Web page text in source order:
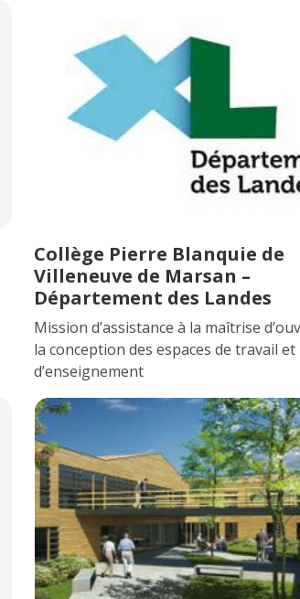
Collège Pierre Blanquie de
Villeneuve de Marsan –
Département des Landes
Mission d’assistance à la maîtrise
la conception des espaces de travail et
d’enseignement